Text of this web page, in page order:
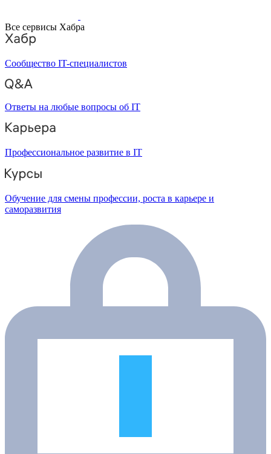
Все сервисы Хабра
Сообщество IT-специалистов
Ответы на любые вопросы об IT
Профессиональное развитие в IT
Обучение для смены профессии, роста в карьере и
саморазвития